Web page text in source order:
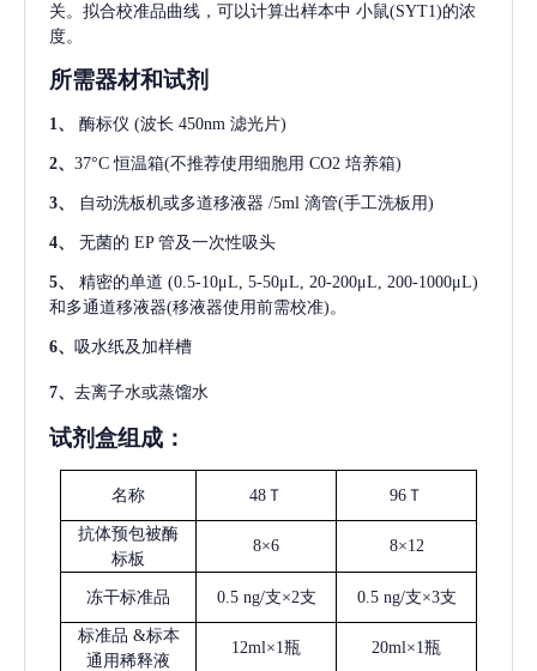
关。拟合校准品曲线，可以计算出样本中 小鼠(SYT1)的浓
度。
所需器材和试剂
1、 酶标仪 (波长 450nm 滤光片)
2、 37°C 恒温箱(不推荐使用细胞用 CO2 培养箱)
3、 自动洗板机或多道移液器 /5ml 滴管(手工洗板用)
4、 无菌的 EP 管及一次性吸头
5、 精密的单道 (0.5-10μL, 5-50μL, 20-200μL, 200-1000μL)
和多通道移液器(移液器使用前需校准)。
6、 吸水纸及加样槽
7、 去离子水或蒸馏水
试剂盒组成：
名称 48Ｔ 96Ｔ
抗体预包被酶
标板
8×6 8×12
冻干标准品 0.5 ng/支×2支 0.5 ng/支×3支
标准品 &标本
通用稀释液
12ml×1瓶 20ml×1瓶